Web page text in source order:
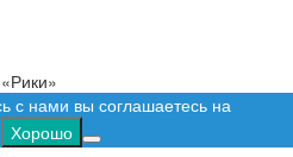
с нами вы соглашаетесь на
Хорошо